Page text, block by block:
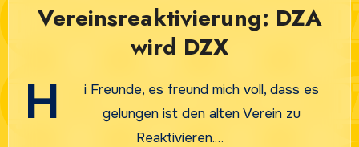
Vereinsreaktivierung: DZA
wird DZX
H
i Freunde, es freund mich voll, dass es
gelungen ist den alten Verein zu
Reaktivieren.…